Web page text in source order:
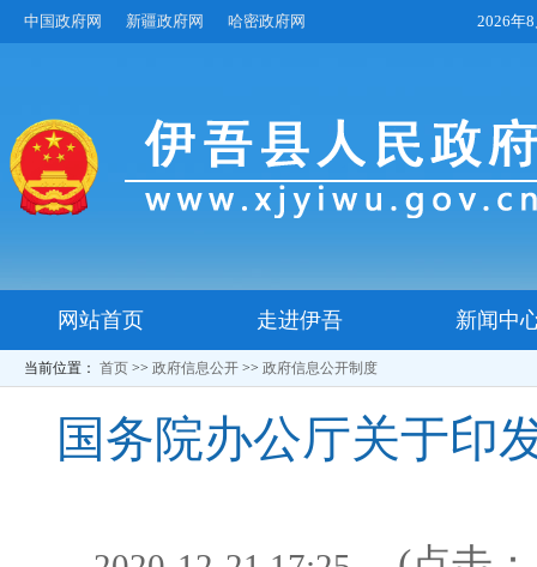
中国政府网 新疆政府网 哈密政府网 2026年
网站首页 走进伊吾 新闻中
当前位置： 首页 >> 政府信息公开 >> 政府信息公开制度
国务院办公厅关于印